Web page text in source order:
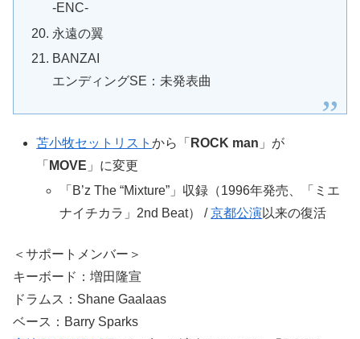
-ENC-
永遠の翼
BANZAI
エンディングSE：未発表曲
苫小牧セットリストから「 ROCK man 」が
「 MOVE 」に変更
「B’z The “Mixture”」収録（1996年発売、「ミエ
ナイチカラ」2nd Beat） /京都公演以来の復活
＜サポートメンバー＞
キーボード：増田隆宣
ドラムス：Shane Gaalaas
ベース：Barry Sparks